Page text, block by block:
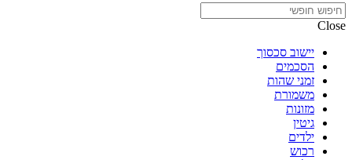
Close
יישוב סכסוך
הסכמים
זמני שהות
משמורת
מזונות
גיטין
ילדים
רכוש